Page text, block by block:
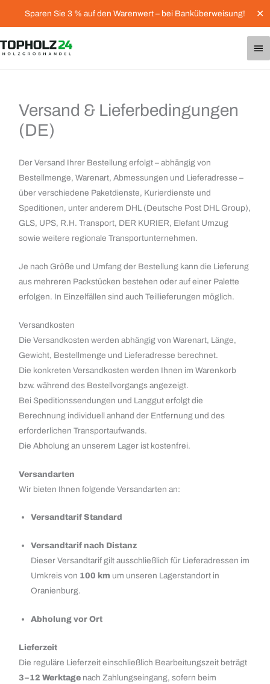
Sparen Sie 3 % auf den Warenwert – bei Banküberweisung! ✕
Versand & Lieferbedingungen
(DE)
Der Versand Ihrer Bestellung erfolgt – abhängig von
Bestellmenge, Warenart, Abmessungen und Lieferadresse –
über verschiedene Paketdienste, Kurierdienste und
Speditionen, unter anderem DHL (Deutsche Post DHL Group),
GLS, UPS, R.H. Transport, DER KURIER, Elefant Umzug
sowie weitere regionale Transportunternehmen.
Je nach Größe und Umfang der Bestellung kann die Lieferung
aus mehreren Packstücken bestehen oder auf einer Palette
erfolgen. In Einzelfällen sind auch Teillieferungen möglich.
Versandkosten
Die Versandkosten werden abhängig von Warenart, Länge,
Gewicht, Bestellmenge und Lieferadresse berechnet.
Die konkreten Versandkosten werden Ihnen im Warenkorb
bzw. während des Bestellvorgangs angezeigt.
Bei Speditionssendungen und Langgut erfolgt die
Berechnung individuell anhand der Entfernung und des
erforderlichen Transportaufwands.
Die Abholung an unserem Lager ist kostenfrei.
Versandarten
Wir bieten Ihnen folgende Versandarten an:
Versandtarif Standard
Versandtarif nach Distanz
Dieser Versandtarif gilt ausschließlich für Lieferadressen im
Umkreis von 100 km um unseren Lagerstandort in
Oranienburg.
Abholung vor Ort
Lieferzeit
Die reguläre Lieferzeit einschließlich Bearbeitungszeit beträgt
3–12 Werktage nach Zahlungseingang, sofern beim